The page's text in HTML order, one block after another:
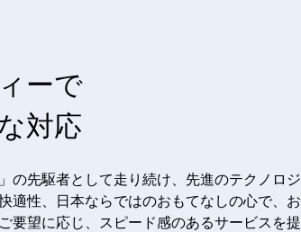
ーで
対応
の先駆者として走り続け、先進のテクノロジ
適性、日本ならではのおもてなしの心で、お
要望に応じ、スピード感のあるサービスを提